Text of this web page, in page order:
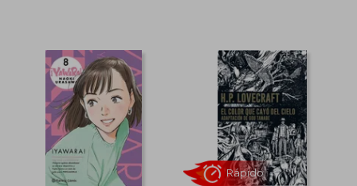
45%
dcto.
$ 150.086
$ 82.547
20%
dcto.